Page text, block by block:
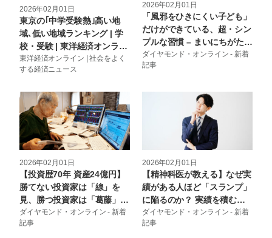
2026年02月01日
東京の｢中学受験熱｣高い地
域､低い地域ランキング | 学
校・受験 | 東洋経済オンライ
ン
東洋経済オンライン | 社会をよく
する経済ニュース
2026年02月01日
「風邪をひきにくい子ども」
だけができている、超・シン
プルな習慣 – まいにちがたの
しくなるおやくそく できる
かな？
ダイヤモンド・オンライン - 新着
記事
2026年02月01日
【投資歴70年 資産24億円】
勝てない投資家は「線」を
見、勝つ投資家は「葛藤」を
読む…89歳の現役トレーダー
が教える、ヒゲ1本から市場
ダイヤモンド・オンライン - 新着
記事
2026年02月01日
【精神科医が教える】なぜ実
績がある人ほど「スランプ」
に陥るのか？ 実績を積むほ
ど弱くなる人の共通点 – 精神
科医Tomyが教える １秒で
ダイヤモンド・オンライン - 新着
記事